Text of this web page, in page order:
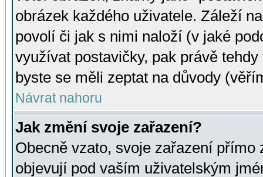
obrázek každého uživatele. Záleží
povolí či jak s nimi naloží (v jaké
využívat postavičky, pak právě
byste se měli zeptat na důvody
Návrat nahoru
Jak změní svoje zařazení?
Obecně vzato, svoje zařazení přímo
objevují pod vaším uživatelským